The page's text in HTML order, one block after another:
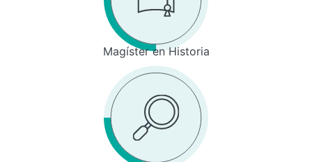
Magíster en Historia